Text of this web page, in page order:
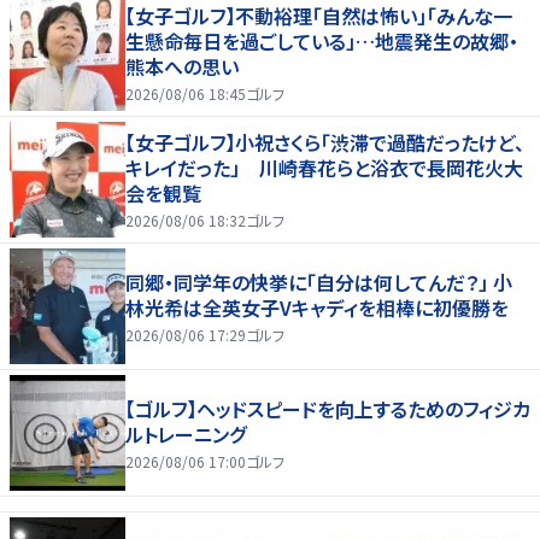
【女子ゴルフ】不動裕理「自然は怖い」「みんな一
生懸命毎日を過ごしている」…地震発生の故郷・
熊本への思い
2026/08/06 18:45ゴルフ
【女子ゴルフ】小祝さくら「渋滞で過酷だったけど、
キレイだった」 川崎春花らと浴衣で長岡花火大
会を観覧
2026/08/06 18:32ゴルフ
同郷・同学年の快挙に「自分は何してんだ？」 小
林光希は全英女子Vキャディを相棒に初優勝を
2026/08/06 17:29ゴルフ
【ゴルフ】ヘッドスピードを向上するためのフィジカ
ルトレーニング
2026/08/06 17:00ゴルフ